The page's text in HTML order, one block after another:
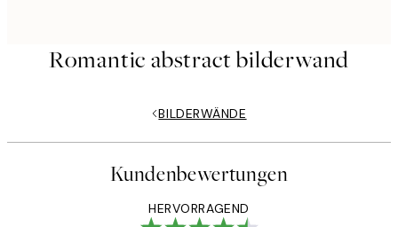
Romantic abstract bilderwand
BILDERWÄNDE
Kundenbewertungen
HERVORRAGEND